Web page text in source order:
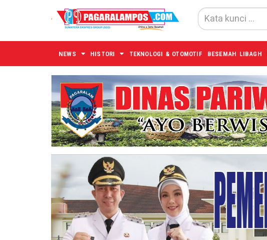
NEWS HISTORI TEKNOLOGI & OTOMOTIF BESEMAH LIBAGH